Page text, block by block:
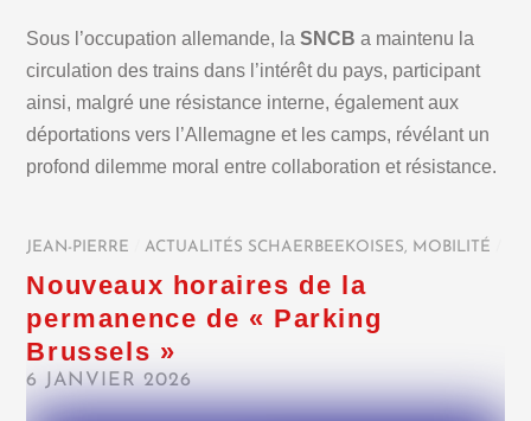
Sous l’occupation allemande, laSNCB a maintenu la
circulation des trains dans l’intérêt du pays, participant
ainsi, malgré une résistance interne, également aux
déportations vers l’Allemagne et les camps, révélant un
profond dilemme moral entre collaboration et résistance.
JEAN-PIERRE ACTUALITÉS SCHAERBEEKOISES, MOBILITÉ
Nouveaux horaires de la
permanence de « Parking
Brussels »
6 JANVIER 2026